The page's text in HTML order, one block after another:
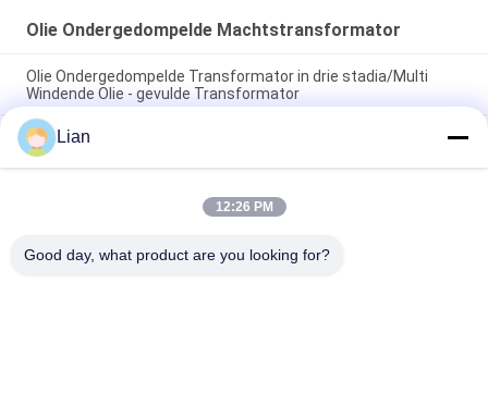
Olie Ondergedompelde Machtstransformator
Olie Ondergedompelde Transformator in drie stadia/Multi
Windende Olie - gevulde Transformator
200 kVA 33 kV olie ondergedompelde krachttransformator
met Dyn11 aansluiting voor distributienetwerken
Compacte ONAN-verkoelingsolie ondergedompelde
krachttransformator met aanpasbare opties voor
Lian
12:26 PM
Good day, what product are you looking for?